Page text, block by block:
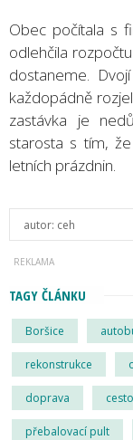
Obec počítala s
odlehčila
dostaneme.
každopádně
zastávka je
starosta s tím,
letních prázdnin.
autor: ceh
TAGY ČLÁNKU
Boršice
rekonstrukce
doprava
přebalovací pult